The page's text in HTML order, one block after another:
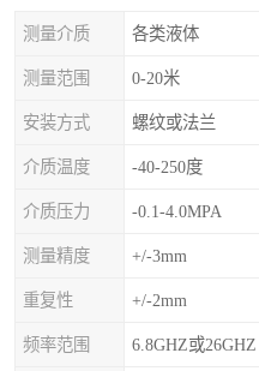
测量介质 各类液体
测量范围 0-20米
安装方式 螺纹或法兰
介质温度 -40-250度
介质压力 -0.1-4.0MPA
测量精度 +/-3mm
重复性 +/-2mm
频率范围 6.8GHZ或26GHZ